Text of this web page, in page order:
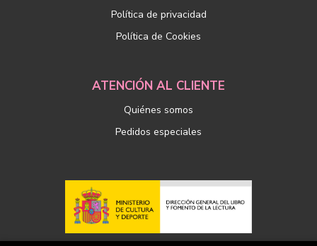
Política de privacidad
Política de Cookies
ATENCIÓN AL CLIENTE
Quiénes somos
Pedidos especiales